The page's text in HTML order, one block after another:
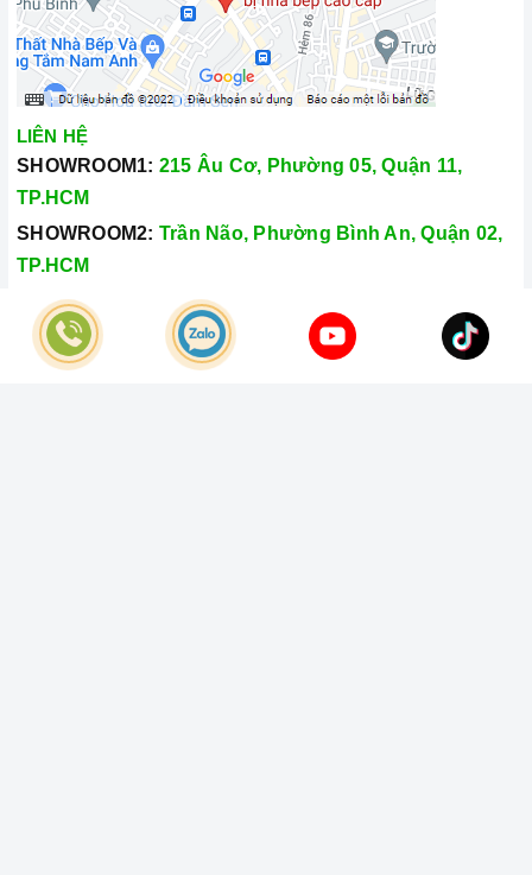
LIÊN HỆ
SHOWROOM1: 215 Âu Cơ, Phường 05, Quận 11,
TP.HCM
SHOWROOM2: Trần Não, Phường Bình An, Quận 02,
TP.HCM
Hotline:
028.66.79.8989
Khiếu nại: 0933.800.899